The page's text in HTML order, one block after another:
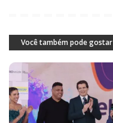
Você também pode gostar